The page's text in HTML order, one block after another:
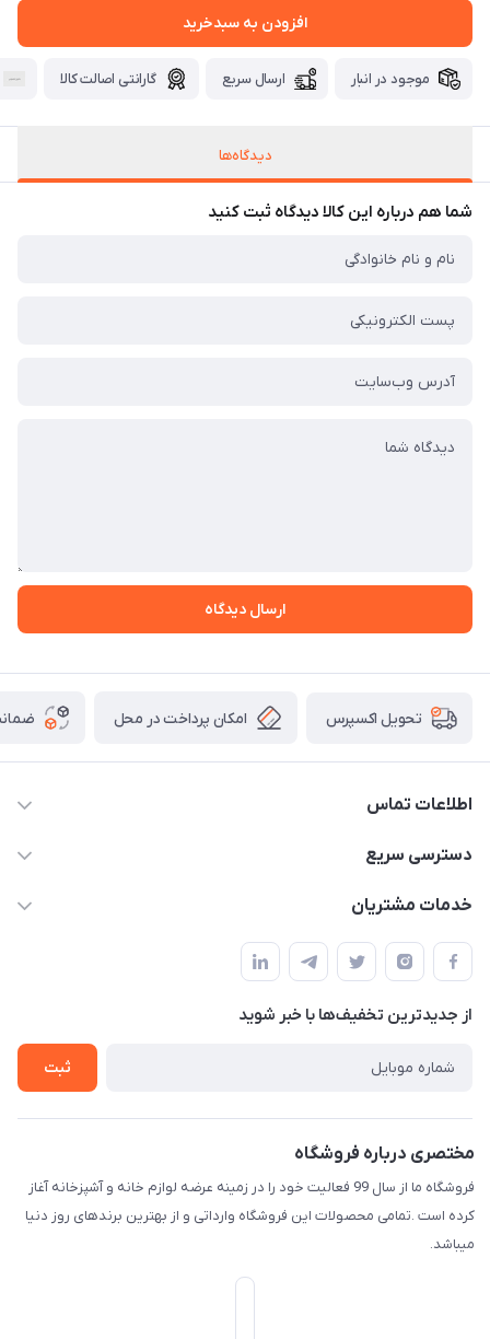
افزودن به سبدخرید
موجود در انبار ارسال سریع گارانتی اصالت کالا
دیدگاه‌ها
شما هم درباره این کالا دیدگاه ثبت کنید
ارسال دیدگاه
تحویل اکسپرس امکان پرداخت در محل
اطلاعات تماس
09165044753
دسترسی سریع
حساب کاربری
لیست محصولات
درباره ما
خدمات مشتریان
قوانین و مقررات
حریم خصوصی
راهنما
از جدید‌ترین تخفیف‌ها با‌ خبر شوید
ثبت
مختصری درباره فروشگاه
فروشگاه ما از سال 99 فعالیت خود را در زمینه عرضه لوازم خانه و آشپزخانه آغاز
کرده است .تمامی محصولات این فروشگاه وارداتی و از بهترین برندهای روز دنیا
میباشد.